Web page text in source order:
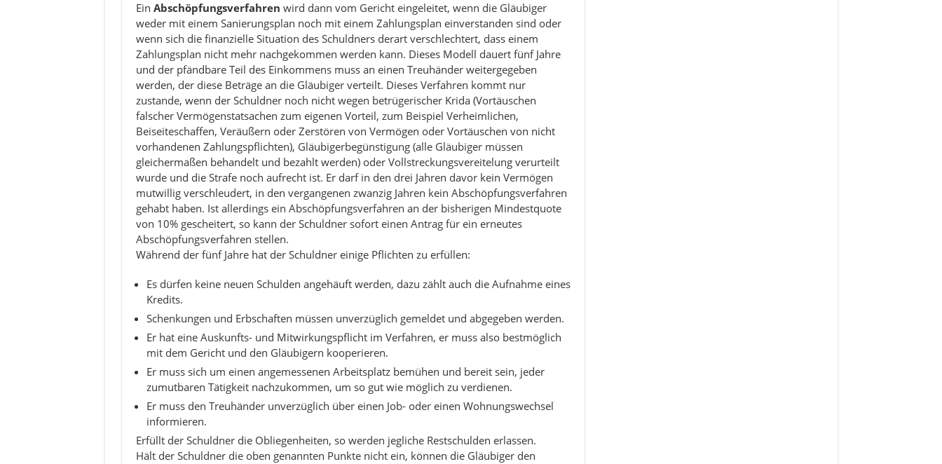
Ein Abschöpfungsverfahren wird dann vom Gericht eingeleitet, wenn die Gläubiger
weder mit einem Sanierungsplan noch mit einem Zahlungsplan einverstanden sind oder
wenn sich die finanzielle Situation des Schuldners derart verschlechtert, dass einem
Zahlungsplan nicht mehr nachgekommen werden kann. Dieses Modell dauert fünf Jahre
und der pfändbare Teil des Einkommens muss an einen Treuhänder weitergegeben
werden, der diese Beträge an die Gläubiger verteilt. Dieses Verfahren kommt nur
zustande, wenn der Schuldner noch nicht wegen betrügerischer Krida (Vortäuschen
falscher Vermögenstatsachen zum eigenen Vorteil, zum Beispiel Verheimlichen,
Beiseiteschaffen, Veräußern oder Zerstören von Vermögen oder Vortäuschen von nicht
vorhandenen Zahlungspflichten), Gläubigerbegünstigung (alle Gläubiger müssen
gleichermaßen behandelt und bezahlt werden) oder Vollstreckungsvereitelung verurteilt
wurde und die Strafe noch aufrecht ist. Er darf in den drei Jahren davor kein Vermögen
mutwillig verschleudert, in den vergangenen zwanzig Jahren kein Abschöpfungsverfahren
gehabt haben. Ist allerdings ein Abschöpfungsverfahren an der bisherigen Mindestquote
von 10% gescheitert, so kann der Schuldner sofort einen Antrag für ein erneutes
Abschöpfungsverfahren stellen.
Während der fünf Jahre hat der Schuldner einige Pflichten zu erfüllen:
Es dürfen keine neuen Schulden angehäuft werden, dazu zählt auch die Aufnahme eines
Kredits.
Schenkungen und Erbschaften müssen unverzüglich gemeldet und abgegeben werden.
Er hat eine Auskunfts- und Mitwirkungspflicht im Verfahren, er muss also bestmöglich
mit dem Gericht und den Gläubigern kooperieren.
Er muss sich um einen angemessenen Arbeitsplatz bemühen und bereit sein, jeder
zumutbaren Tätigkeit nachzukommen, um so gut wie möglich zu verdienen.
Er muss den Treuhänder unverzüglich über einen Job- oder einen Wohnungswechsel
informieren.
Erfüllt der Schuldner die Obliegenheiten, so werden jegliche Restschulden erlassen.
Hält der Schuldner die oben genannten Punkte nicht ein, können die Gläubiger den